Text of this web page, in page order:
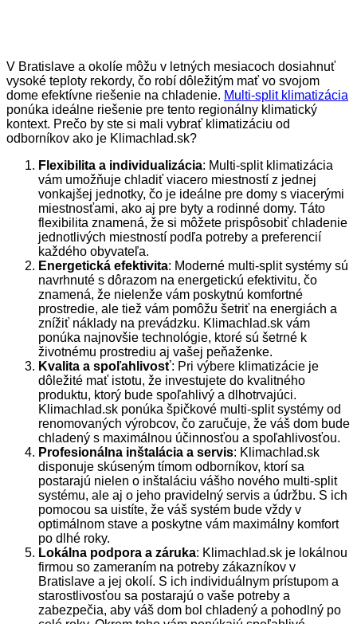
V Bratislave a okolíe môžu v letných mesiacoch dosiahnuť
vysoké teploty rekordy, čo robí dôležitým mať vo svojom
dome efektívne riešenie na chladenie. Multi-split klimatizácia
ponúka ideálne riešenie pre tento regionálny klimatický
kontext. Prečo by ste si mali vybrať klimatizáciu od
odborníkov ako je Klimachlad.sk?
Flexibilita a individualizácia: Multi-split klimatizácia
vám umožňuje chladiť viacero miestností z jednej
vonkajšej jednotky, čo je ideálne pre domy s viacerými
miestnosťami, ako aj pre byty a rodinné domy. Táto
flexibilita znamená, že si môžete prispôsobiť chladenie
jednotlivých miestností podľa potreby a preferencií
každého obyvateľa.
Energetická efektivita: Moderné multi-split systémy sú
navrhnuté s dôrazom na energetickú efektivitu, čo
znamená, že nielenže vám poskytnú komfortné
prostredie, ale tiež vám pomôžu šetriť na energiách a
znížiť náklady na prevádzku. Klimachlad.sk vám
ponúka najnovšie technológie, ktoré sú šetrné k
životnému prostrediu aj vašej peňaženke.
Kvalita a spoľahlivosť: Pri výbere klimatizácie je
dôležité mať istotu, že investujete do kvalitného
produktu, ktorý bude spoľahlivý a dlhotrvajúci.
Klimachlad.sk ponúka špičkové multi-split systémy od
renomovaných výrobcov, čo zaručuje, že váš dom bude
chladený s maximálnou účinnosťou a spoľahlivosťou.
Profesionálna inštalácia a servis: Klimachlad.sk
disponuje skúseným tímom odborníkov, ktorí sa
postarajú nielen o inštaláciu vášho nového multi-split
systému, ale aj o jeho pravidelný servis a údržbu. S ich
pomocou sa uistíte, že váš systém bude vždy v
optimálnom stave a poskytne vám maximálny komfort
po dlhé roky.
Lokálna podpora a záruka: Klimachlad.sk je lokálnou
firmou so zameraním na potreby zákazníkov v
Bratislave a jej okolí. S ich individuálnym prístupom a
starostlivosťou sa postarajú o vaše potreby a
zabezpečia, aby váš dom bol chladený a pohodlný po